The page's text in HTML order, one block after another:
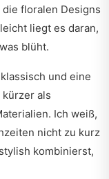
floralen Designs
liegt es daran,
blüht.
und eine
kürzer als
Ich weiß,
nicht zu kurz
kombinierst,